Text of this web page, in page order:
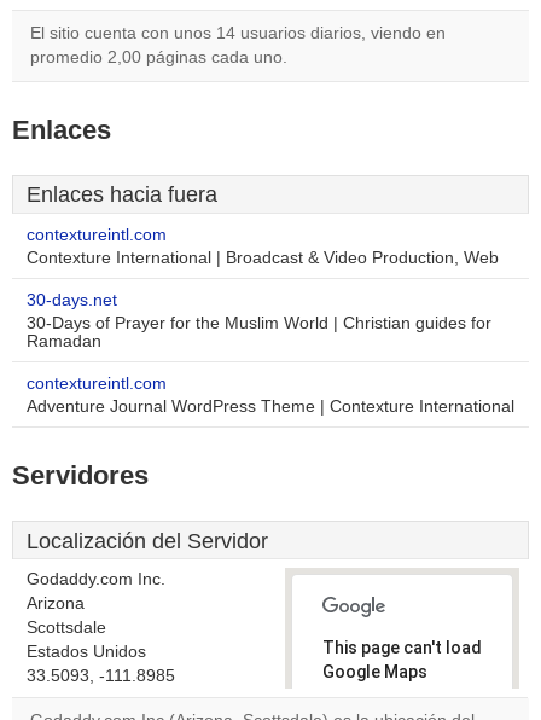
El sitio cuenta con unos 14 usuarios diarios, viendo en
promedio 2,00 páginas cada uno.
Enlaces
Enlaces hacia fuera
contextureintl.com
Contexture International | Broadcast & Video Production, Web
30-days.net
30-Days of Prayer for the Muslim World | Christian guides for
Ramadan
contextureintl.com
Adventure Journal WordPress Theme | Contexture International
Servidores
Localización del Servidor
Godaddy.com Inc.
Arizona
Scottsdale
Estados Unidos
33.5093, -111.8985
This page can't load
Google Maps
correctly.